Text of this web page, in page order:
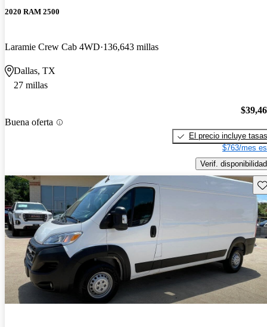
2020 RAM 2500
Laramie Crew Cab 4WD 136,643 millas
Dallas, TX
27 millas
Buena oferta
El precio incluye tasas
$763/mes
Verif. disponibilidad